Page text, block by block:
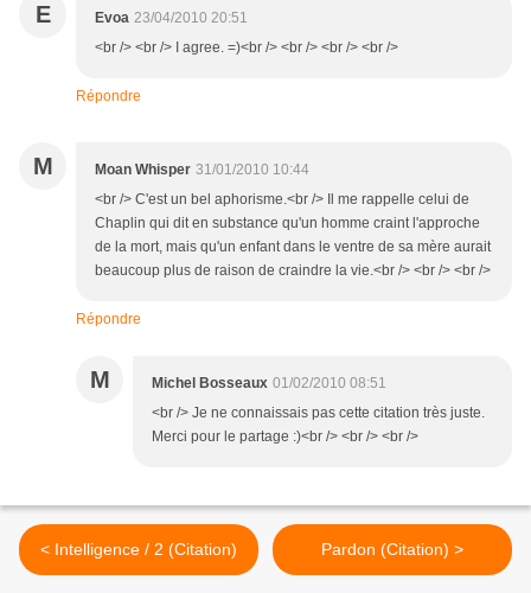
E Evoa 23/04/2010 20:51
<br /> <br /> I agree. =)<br /> <br /> <br /> <br />
Répondre
M Moan Whisper 31/01/2010 10:44
<br /> C'est un bel aphorisme.<br /> Il me rappelle celui de
Chaplin qui dit en substance qu'un homme craint l'approche
de la mort, mais qu'un enfant dans le ventre de sa mère aurait
beaucoup plus de raison de craindre la vie.<br /> <br /> <br />
Répondre
M Michel Bosseaux 01/02/2010 08:51
<br /> Je ne connaissais pas cette citation très juste.
Merci pour le partage :)<br /> <br /> <br />
< Intelligence / 2 (Citation) Pardon (Citation) >